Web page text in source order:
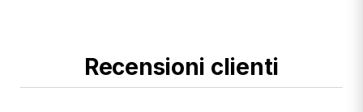
Recensioni clienti